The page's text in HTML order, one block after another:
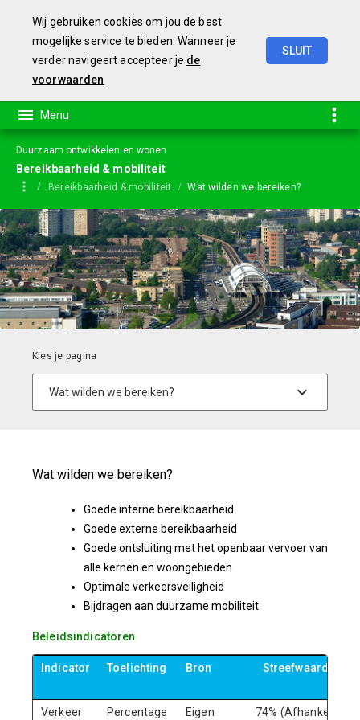
Wij gebruiken cookies om jou de best
mogelijke service te bieden. Wanneer je
verder navigeert accepteer je de
voorwaarden
SLUIT
Duurzaam ontwikkelen en wonen
Bereikbaarheid & mobiliteit
Bereikbaarheid & mobiliteit Wat wilden we bereiken?
Wat wilden we bereiken?
Goede interne bereikbaarheid
Goede externe bereikbaarheid
Goede ontsluiting met het openbaar vervoer van
alle kernen en woongebieden
Optimale verkeersveiligheid
Bijdragen aan duurzame mobiliteit
Beleidsindicatoren
Indicator Toelichting Bron Streefwaarde
Verkeer Percentage Eigen 74% (Afhankelijk